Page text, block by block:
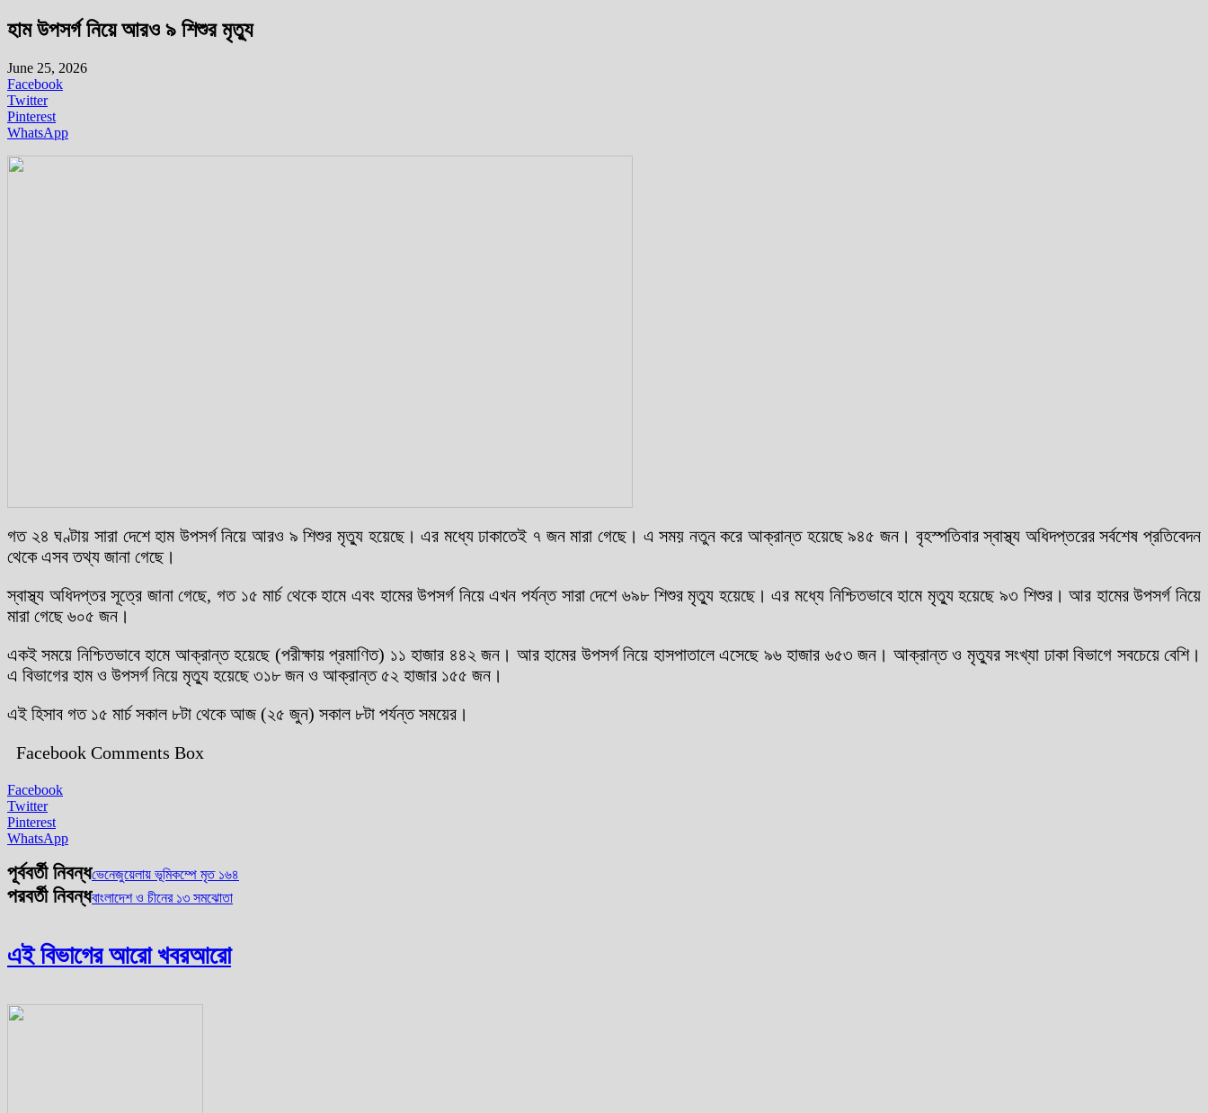
হাম উপসর্গ নিয়ে আরও ৯ শিশুর মৃত্যু
June 25, 2026
Facebook
Twitter
Pinterest
WhatsApp
গত ২৪ ঘণ্টায় সারা দেশে হাম উপসর্গ নিয়ে আরও ৯ শিশুর মৃত্যু হয়েছে। এর মধ্যে ঢাকাতেই ৭ জন মারা গেছে। এ সময় নতুন করে আক্রান্ত হয়েছে ৯৪৫ জন। বৃহস্পতিবার স্বাস্থ্য অধিদপ্তরের সর্বশেষ প্রতিবেদন
থেকে এসব তথ্য জানা গেছে।
স্বাস্থ্য অধিদপ্তর সূত্রে জানা গেছে, গত ১৫ মার্চ থেকে হামে এবং হামের উপসর্গ নিয়ে এখন পর্যন্ত সারা দেশে ৬৯৮ শিশুর মৃত্যু হয়েছে। এর মধ্যে নিশ্চিতভাবে হামে মৃত্যু হয়েছে ৯৩ শিশুর। আর হামের উপসর্গ নিয়ে
মারা গেছে ৬০৫ জন।
একই সময়ে নিশ্চিতভাবে হামে আক্রান্ত হয়েছে (পরীক্ষায় প্রমাণিত) ১১ হাজার ৪৪২ জন। আর হামের উপসর্গ নিয়ে হাসপাতালে এসেছে ৯৬ হাজার ৬৫৩ জন। আক্রান্ত ও মৃত্যুর সংখ্যা ঢাকা বিভাগে সবচেয়ে বেশি।
এ বিভাগের হাম ও উপসর্গ নিয়ে মৃত্যু হয়েছে ৩১৮ জন ও আক্রান্ত ৫২ হাজার ১৫৫ জন।
এই হিসাব গত ১৫ মার্চ সকাল ৮টা থেকে আজ (২৫ জুন) সকাল ৮টা পর্যন্ত সময়ের।
Facebook Comments Box
Facebook
Twitter
Pinterest
WhatsApp
পূর্ববর্তী নিবন্ধভেনেজুয়েলায় ভূমিকম্পে মৃত ১৬৪
পরবর্তী নিবন্ধবাংলাদেশ ও চীনের ১৩ সমঝোতা
এই বিভাগের আরো খবরআরো